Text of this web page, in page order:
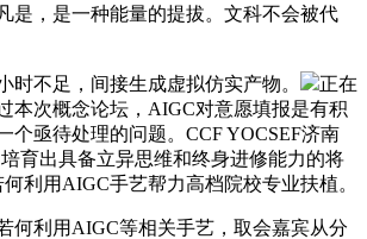
是，是一种能量的提拔。文科不会被代
时不足，间接生成虚拟仿实产物。
正在
本次概念论坛，AIGC对意愿填报是有积
个亟待处理的问题。CCF YOCSEF济南
培育出具备立异思维和终身进修能力的将
利用AIGC手艺帮力高档院校专业扶植。
利用AIGC等相关手艺，取会嘉宾从分